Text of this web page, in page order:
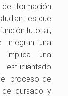
formación
que
tutorial,
integran una
implica una
proceso de
de cursado y